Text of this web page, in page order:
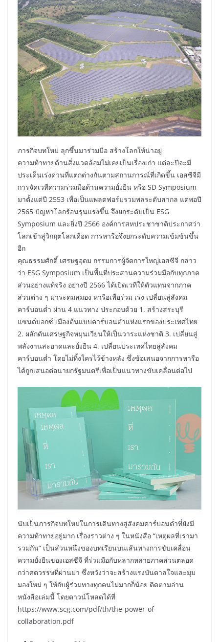
ภารกิจบทใหม่ ลุกขึ้นมาร่วมมือ สร้างโลกให้น่าอยู่
ความท้าทายด้านสิ่งแวดล้อมไม่เคยเป็นเรื่องเก่า แต่ละปีจะมี
ประเด็นเร่งด่วนที่แตกต่างกันตามสถานการณ์ที่เกิดขึ้น เอสซีจีมี
การจัดเวทีความร่วมมือด้านความยั่งยืน หรือ SD Symposium
มาตั้งแต่ปี 2553 เพื่อเป็นแพลตฟอร์มรวมพลระดับสากล แต่พอปี
2565 ปัญหาโลกร้อนรุนแรงขึ้น จึงยกระดับเป็น ESG
Symposium และยิ่งปี 2566 องค์การสหประชาชาติประกาศว่า
โลกเข้าสู่วิกฤตโลกเดือด การหารือจึงยกระดับความเข้มข้นขึ้น
อีก
คุณธรรมศักดิ์ เศรษฐอุดม กรรมการผู้จัดการใหญ่เอสซีจี กล่าว
ว่า ESG Symposium เป็นพื้นที่ประสานความร่วมมือกับทุกภาค
ส่วนอย่างแท้จริง อย่างปี 2566 ได้เปิดเวทีให้ตัวแทนจากภาค
ส่วนต่าง ๆ มาระดมสมอง หารือเพื่อร่วม เร่ง เปลี่ยนสู่สังคม
คาร์บอนต่ำ ผ่าน 4 แนวทาง ประกอบด้วย 1. สร้างสระบุรี
แซนด์บอกซ์ เมืองต้นแบบคาร์บอนต่ำแห่งแรกของประเทศไทย
2. ผลักดันเศรษฐกิจหมุนเวียนให้เป็นวาระแห่งชาติ 3. เปลี่ยนสู่
พลังงานสะอาดและยั่งยืน 4. เปลี่ยนประเทศไทยสู่สังคม
คาร์บอนต่ำ โดยไม่ทิ้งใครไว้ข้างหลัง ซึ่งข้อเสนอจากการหารือ
ได้ถูกเสนอต่อนายกรัฐมนตรีเพื่อเป็นแนวทางขับเคลื่อนต่อไป
นับเป็นภารกิจบทใหม่ในการเดินทางสู่สังคมคาร์บอนต่ำที่ยังมี
ความท้าทายอยู่มาก เรื่องราวต่าง ๆ ในหนังสือ “เหตุผลที่เรามา
รวมกัน” เป็นส่วนหนึ่งของบทเรียนบนเส้นทางการขับเคลื่อน
ความยั่งยืนของเอสซีจี ที่ร่วมมือกับหลากหลายภาคส่วนตลอด
กว่าศตวรรษที่ผ่านมา ซึ่งหวังว่าจะสร้างแรงบันดาลใจและมุม
มองใหม่ ๆ ให้กับผู้ร่วมทางทุกคนไม่มากก็น้อย ติดตามอ่าน
หนังสือเล่มนี้ โดยดาวน์โหลดได้ที่
https://www.scg.com/pdf/th/the-power-of-
collaboration.pdf